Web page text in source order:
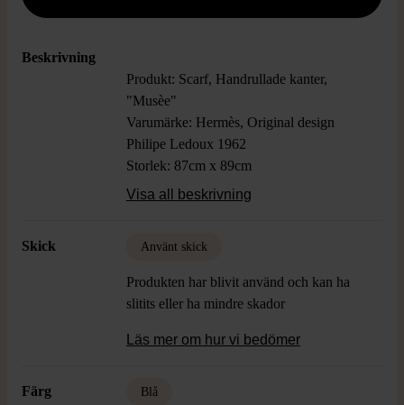
Beskrivning
Produkt: Scarf, Handrullade kanter,
"Musèe"
Varumärke: Hermès, Original design
Philipe Ledoux 1962
Storlek: 87cm x 89cm
Färg: Blå, Vit
Visa all beskrivning
Skick Använt skick
Produkten har blivit använd och kan ha
slitits eller ha mindre skador
Läs mer om hur vi bedömer
Färg Blå